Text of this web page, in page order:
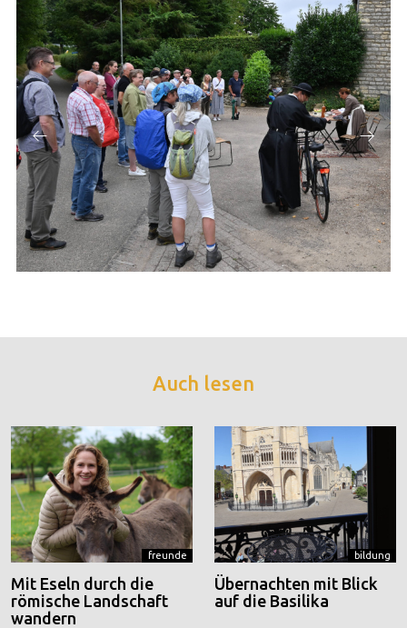
Auch lesen
freunde
Mit Eseln durch die
römische Landschaft
wandern
bildung
Übernachten mit Blick
auf die Basilika